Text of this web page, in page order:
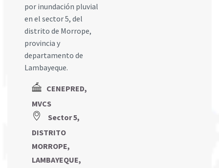
por inundación pluvial
en el sector 5, del
distrito de Morrope,
provincia y
departamento de
Lambayeque.
CENEPRED,
MVCS
Sector 5,
DISTRITO
MORROPE,
LAMBAYEQUE,